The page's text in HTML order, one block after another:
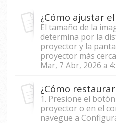
El tamaño de la
determina por la
proyector y la
proyector más
Mar, 7 Abr, 2026 a
1. Presione el
proyector o en el
navegue a